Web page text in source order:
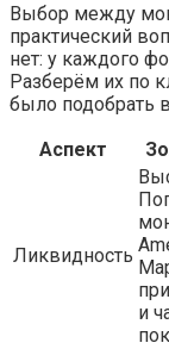
Выбор между
практический
нет: у каждого
Разберём их по
было подобрать
Аспект
Ликвидность
и